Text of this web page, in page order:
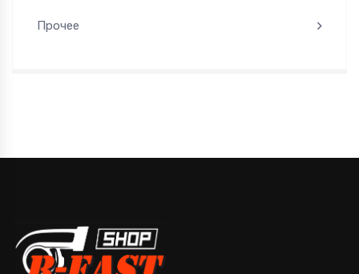
Прочее